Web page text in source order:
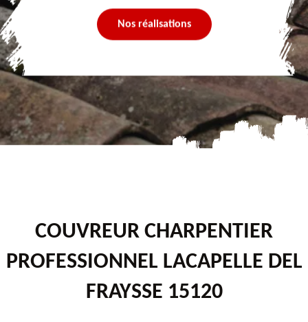
Nos réalisations
COUVREUR CHARPENTIER
PROFESSIONNEL LACAPELLE DEL
FRAYSSE 15120